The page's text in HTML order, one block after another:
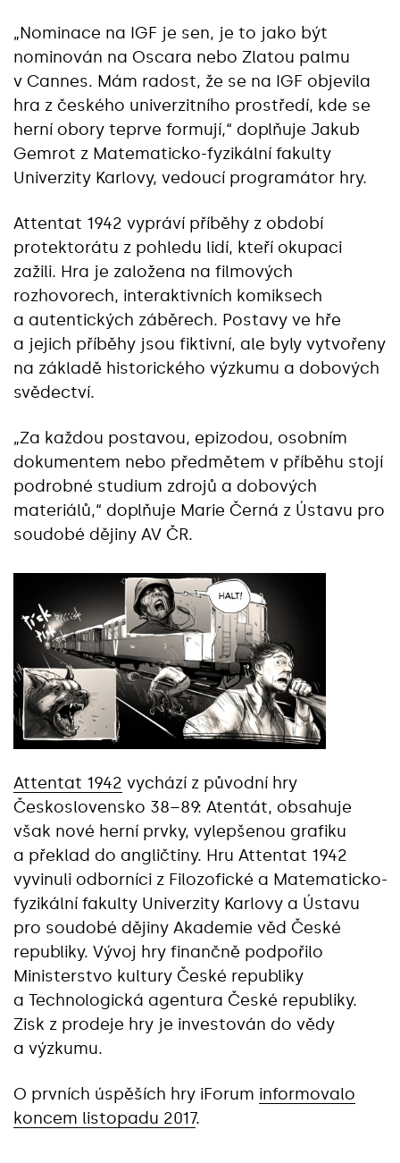
„Nominace na IGF je sen, je to jako být
nominován na Oscara nebo Zlatou palmu
v Cannes. Mám radost, že se na IGF objevila
hra z českého univerzitního prostředí, kde se
herní obory teprve formují,“ doplňuje Jakub
Gemrot z Matematicko-fyzikální fakulty
Univerzity Karlovy, vedoucí programátor hry.
Attentat 1942 vypráví příběhy z období
protektorátu z pohledu lidí, kteří okupaci
zažili. Hra je založena na filmových
rozhovorech, interaktivních komiksech
a autentických záběrech. Postavy ve hře
a jejich příběhy jsou fiktivní, ale byly vytvořeny
na základě historického výzkumu a dobových
svědectví.
„Za každou postavou, epizodou, osobním
dokumentem nebo předmětem v příběhu stojí
podrobné studium zdrojů a dobových
materiálů,“ doplňuje Marie Černá z Ústavu pro
soudobé dějiny AV ČR.
Attentat 1942 vychází z původní hry
Československo 38–89: Atentát, obsahuje
však nové herní prvky, vylepšenou grafiku
a překlad do angličtiny. Hru Attentat 1942
vyvinuli odborníci z Filozofické a Matematicko-
fyzikální fakulty Univerzity Karlovy a Ústavu
pro soudobé dějiny Akademie věd České
republiky. Vývoj hry finančně podpořilo
Ministerstvo kultury České republiky
a Technologická agentura České republiky.
Zisk z prodeje hry je investován do vědy
a výzkumu.
O prvních úspěších hry iForum informovalo
koncem listopadu 2017.